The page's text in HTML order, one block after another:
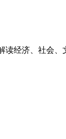
读经济、社会